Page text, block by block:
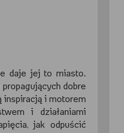
daje jej to miasto.
dobre
i motorem
i działaniami
jak odpuścić